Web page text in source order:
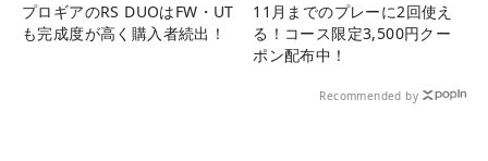
プロギアのRS DUOはFW・UT
も完成度が高く購入者続出！
11月までのプレーに2回使え
る！コース限定3,500円クー
ポン配布中！
Recommended by